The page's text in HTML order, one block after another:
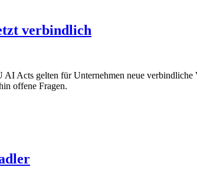
verbindlich
Acts gelten für Unternehmen neue
offene Fragen.